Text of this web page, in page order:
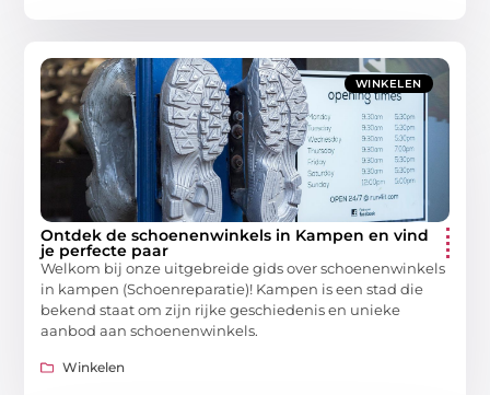
WINKELEN
Ontdek de schoenenwinkels in Kampen en vind
je perfecte paar
Welkom bij onze uitgebreide gids over schoenenwinkels
in kampen (Schoenreparatie)! Kampen is een stad die
bekend staat om zijn rijke geschiedenis en unieke
aanbod aan schoenenwinkels.
Winkelen